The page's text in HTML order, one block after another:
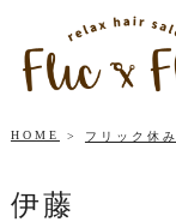
HOME フリック休み
伊藤